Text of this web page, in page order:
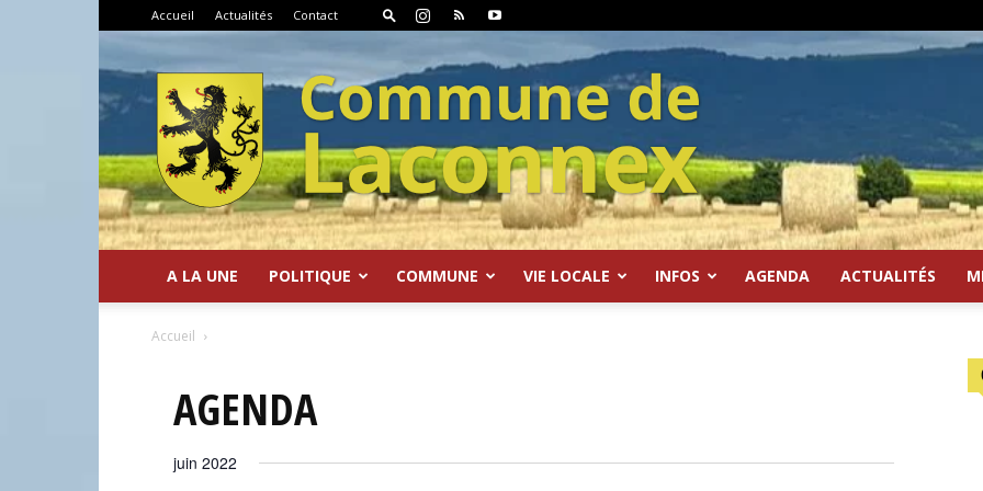
Accueil Actualités Contact
A LA UNE POLITIQUE COMMUNE VIE LOCALE INFOS AGENDA ACTUALITÉS
Accueil
AGENDA
juin 2022